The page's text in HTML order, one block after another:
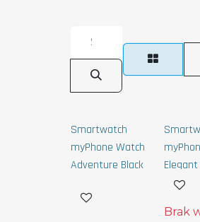
Smartwatch
myPhone Watch
Adventure Black
Brak